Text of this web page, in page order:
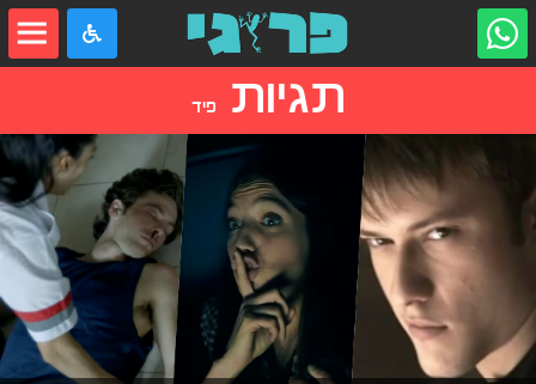
תגיות פיד